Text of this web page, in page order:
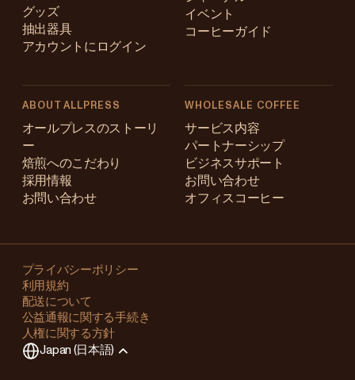
グッズ
抽出器具
アカウントにログイン
イベント
コーヒーガイド
ABOUT ALLPRESS
オールプレスのストーリ
ー
焙煎へのこだわり
採用情報
お問い合わせ
WHOLESALE COFFEE
サービス内容
パートナーシップ
ビジネスサポート
お問い合わせ
オフィスコーヒー
プライバシーポリシー
利用規約
配送について
公益通報に関する手続き
人権に関する方針
Japan (日本語)
Australia
Japan (en)
Japan (日本語)
Singapore
United Kingdom
Changing
your
region?
This